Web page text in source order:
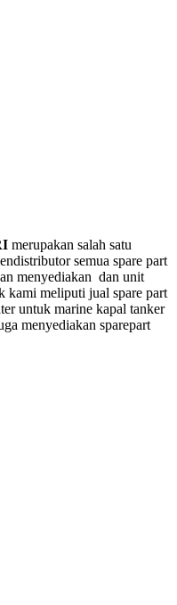
merupakan salah satu
semua spare part
menyediakan dan unit
kami meliputi jual spare part
untuk marine kapal tanker
menyediakan sparepart